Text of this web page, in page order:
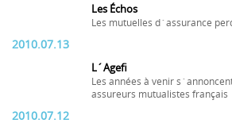
Les Échos
Les mutuelles d´assurance
2010.07.13
L´Agefi
Les années à venir
assureurs mutualistes français
2010.07.12